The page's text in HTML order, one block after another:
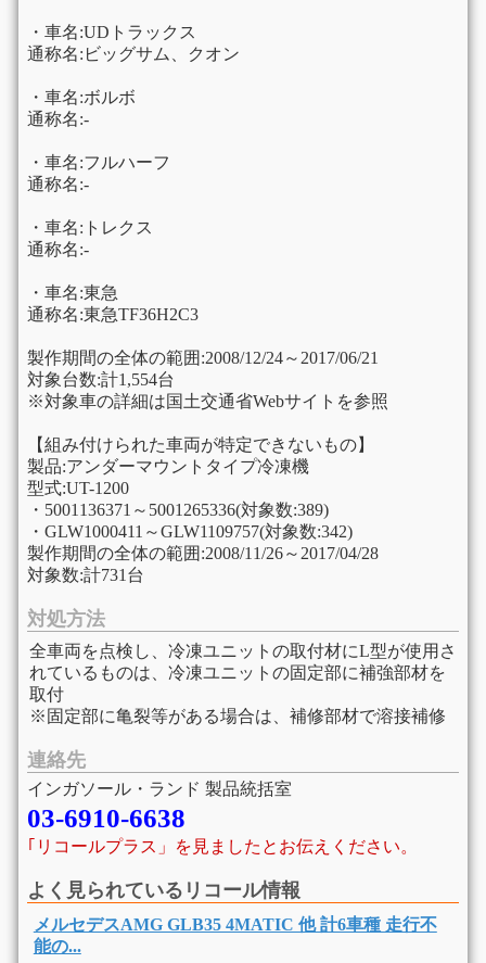
・車名:UDトラックス
通称名:ビッグサム、クオン
・車名:ボルボ
通称名:-
・車名:フルハーフ
通称名:-
・車名:トレクス
通称名:-
・車名:東急
通称名:東急TF36H2C3
製作期間の全体の範囲:2008/12/24～2017/06/21
対象台数:計1,554台
※対象車の詳細は国土交通省Webサイトを参照
【組み付けられた車両が特定できないもの】
製品:アンダーマウントタイプ冷凍機
型式:UT-1200
・5001136371～5001265336(対象数:389)
・GLW1000411～GLW1109757(対象数:342)
製作期間の全体の範囲:2008/11/26～2017/04/28
対象数:計731台
対処方法
全車両を点検し、冷凍ユニットの取付材にL型が使用さ
れているものは、冷凍ユニットの固定部に補強部材を
取付
※固定部に亀裂等がある場合は、補修部材で溶接補修
連絡先
インガソール・ランド 製品統括室
03-6910-6638
｢リコールプラス」を見ましたとお伝えください。
よく見られているリコール情報
メルセデスAMG GLB35 4MATIC 他 計6車種 走行不
能の...